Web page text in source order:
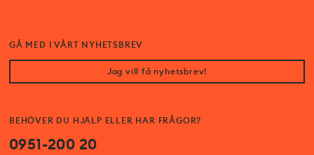
BEHÖVER DU HJÄLP ELLER HAR FRÅGOR?
0951-200 20
GÅ MED I VÅRT NYHETSBREV
Jag vill få nyhetsbrev!